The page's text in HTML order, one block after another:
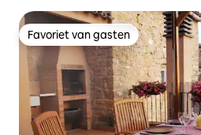
Favoriet van gasten
Favoriet van gasten